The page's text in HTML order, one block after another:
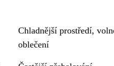
Chladnější prostředí,
oblečení